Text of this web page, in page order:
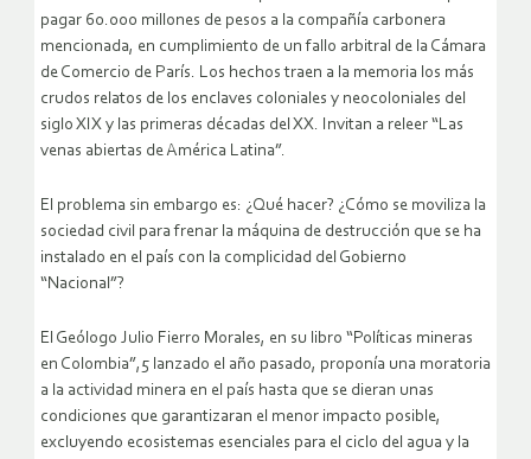
pagar 60.000 millones de pesos a la compañía carbonera
mencionada, en cumplimiento de un fallo arbitral de la Cámara
de Comercio de París. Los hechos traen a la memoria los más
crudos relatos de los enclaves coloniales y neocoloniales del
siglo XIX y las primeras décadas del XX. Invitan a releer “Las
venas abiertas de América Latina”.
El problema sin embargo es: ¿Qué hacer? ¿Cómo se moviliza la
sociedad civil para frenar la máquina de destrucción que se ha
instalado en el país con la complicidad del Gobierno
“Nacional”?
El Geólogo Julio Fierro Morales, en su libro “Políticas mineras
en Colombia”,5 lanzado el año pasado, proponía una moratoria
a la actividad minera en el país hasta que se dieran unas
condiciones que garantizaran el menor impacto posible,
excluyendo ecosistemas esenciales para el ciclo del agua y la